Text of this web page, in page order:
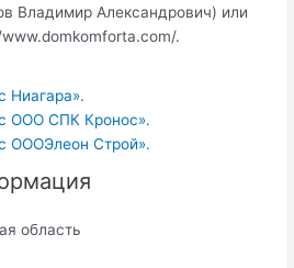
Владимир Александрович) или
.
Ниагара».
ООО СПК Кронос».
OOOЭлеон Строй».
область